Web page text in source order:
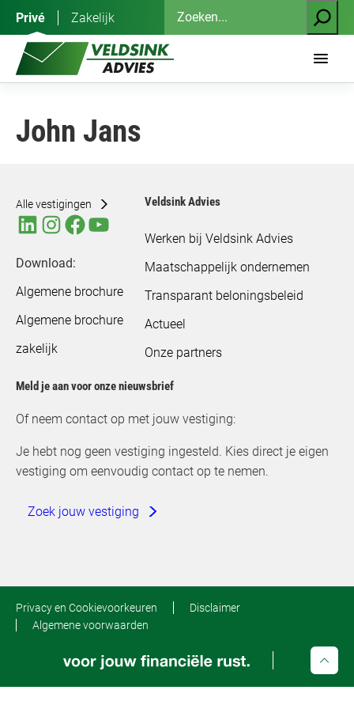
inhoud
Privé Zakelijk
Zoeken
John Jans
Alle vestigingen
Download:
Algemene brochure
Algemene brochure
zakelijk
Veldsink Advies
Werken bij Veldsink Advies
Maatschappelijk ondernemen
Transparant beloningsbeleid
Actueel
Onze partners
Meld je aan voor onze nieuwsbrief
Of neem contact op met jouw vestiging:
Je hebt nog geen vestiging ingesteld. Kies direct je eigen
vestiging om eenvoudig contact op te nemen.
Zoek jouw vestiging
Privacy en Cookievoorkeuren
Disclaimer
Algemene voorwaarden